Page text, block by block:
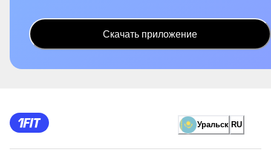
Скачать приложение
Уральск RU